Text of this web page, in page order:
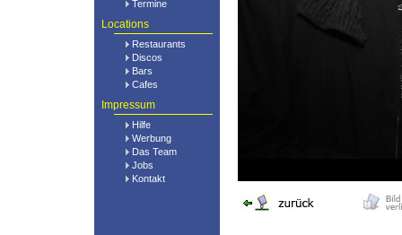
Termine
Locations
Restaurants
Discos
Bars
Cafes
Impressum
Hilfe
Werbung
Das Team
Jobs
Kontakt